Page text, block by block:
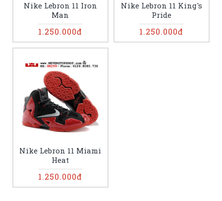
Nike Lebron 11 Iron
Man
1.250.000đ
Nike Lebron 11 King's
Pride
1.250.000đ
Nike Lebron 11 Miami
Heat
1.250.000đ